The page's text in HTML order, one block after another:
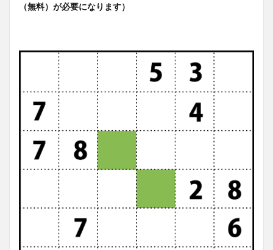
（無料）が必要になります）